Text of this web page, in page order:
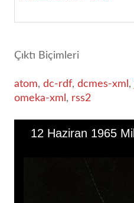
Çıktı Biçimleri
atom, dc-rdf, dcmes-xml ,
omeka-xml , rss2